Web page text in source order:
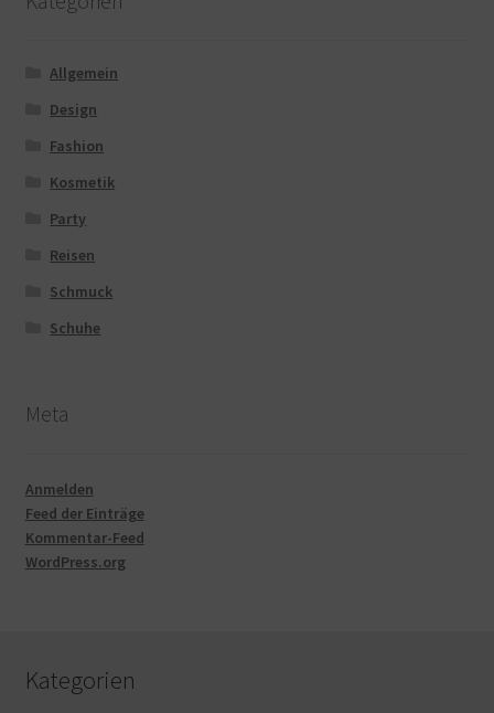
Allgemein
Design
Fashion
Kosmetik
Party
Reisen
Schmuck
Schuhe
Meta
Anmelden
Feed der Einträge
Kommentar-Feed
WordPress.org
Kategorien